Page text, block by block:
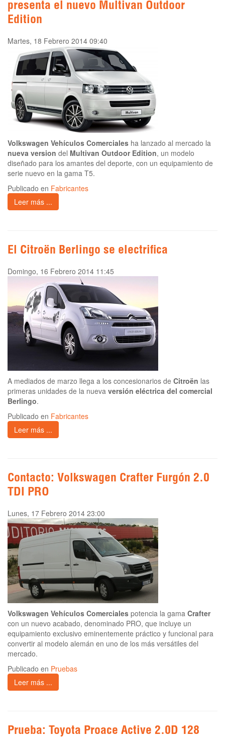
presenta el nuevo Multivan Outdoor
Edition
Martes, 18 Febrero 2014 09:40
Volkswagen Vehículos Comerciales ha lanzado al mercado la
nueva version del Multivan Outdoor Edition, un modelo
diseñado para los amantes del deporte, con un equipamiento de
serie nuevo en la gama T5.
Publicado en Fabricantes
Leer más ...
El Citroën Berlingo se electrifica
Domingo, 16 Febrero 2014 11:45
A mediados de marzo llega a los concesionarios de Citroën las
primeras unidades de la nueva versión eléctrica del comercial
Berlingo.
Publicado en Fabricantes
Leer más ...
Contacto: Volkswagen Crafter Furgón 2.0
TDI PRO
Lunes, 17 Febrero 2014 23:00
Volkswagen Vehículos Comerciales potencia la gama Crafter
con un nuevo acabado, denominado PRO, que incluye un
equipamiento exclusivo eminentemente práctico y funcional para
convertir al modelo alemán en uno de los más versátiles del
mercado.
Publicado en Pruebas
Leer más ...
Prueba: Toyota Proace Active 2.0D 128